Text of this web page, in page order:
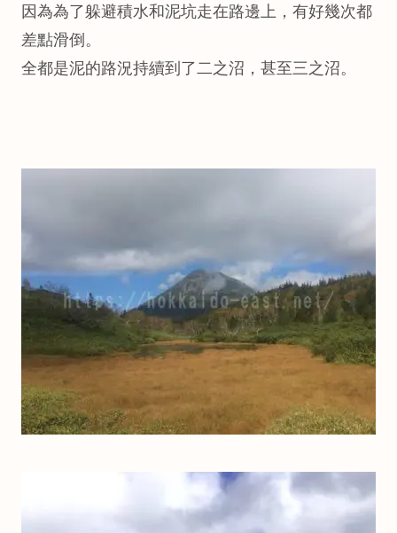
因為為了躲避積水和泥坑走在路邊上，有好幾次都
差點滑倒。
全都是泥的路況持續到了二之沼，甚至三之沼。